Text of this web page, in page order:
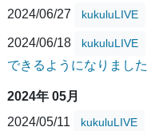
2024/06/27
kukuluLIVE
2024/06/18 kukuluLIVE
できるようになりました
2024年 05月
2024/05/11
kukuluLIVE